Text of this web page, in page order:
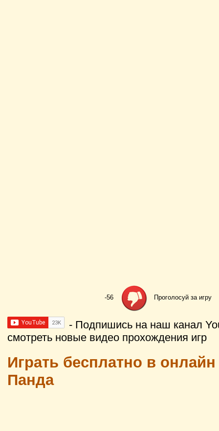
-56 Проголосуй за игру
- Подпишись на наш канал
смотреть новые видео прохождения игр
Играть бесплатно в
Панда